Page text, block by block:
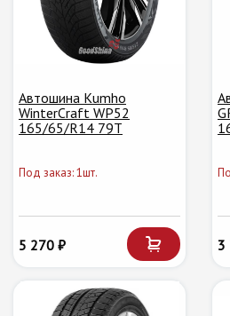
Автошина Kumho
WinterCraft WP52
165/65/R14 79T
Под заказ: 1шт.
5 270 ₽ 3